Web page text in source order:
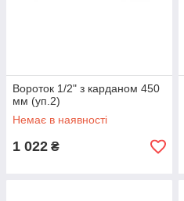
Вороток 1/2" з карданом 450
мм (уп.2)
Немає в наявності
1 022 ₴